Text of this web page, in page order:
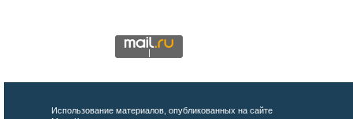
Использование материалов, опубликованных на сайте